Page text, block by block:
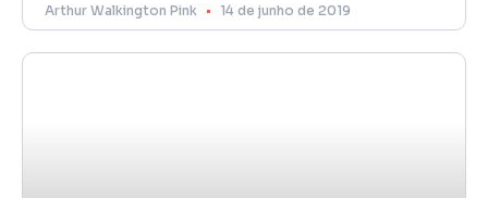
Arthur Walkington Pink 14 de junho de 2019